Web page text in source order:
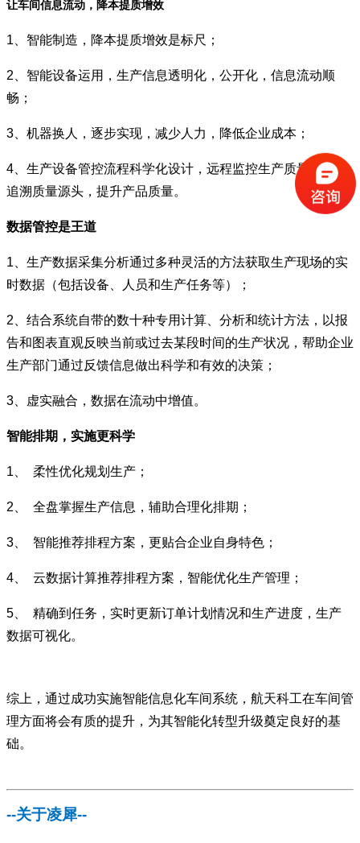
让车间信息流动，降本提质增效
1、智能制造，降本提质增效是标尺；
2、智能设备运用，生产信息透明化，公开化，信息流动顺
畅；
3、机器换人，逐步实现，减少人力，降低企业成本；
4、生产设备管控流程科学化设计，远程监控生产质量，快速
追溯质量源头，提升产品质量。
数据管控是王道
1、生产数据采集分析通过多种灵活的方法获取生产现场的实
时数据（包括设备、人员和生产任务等）；
2、结合系统自带的数十种专用计算、分析和统计方法，以报
告和图表直观反映当前或过去某段时间的生产状况，帮助企业
生产部门通过反馈信息做出科学和有效的决策；
3、虚实融合，数据在流动中增值。
智能排期，实施更科学
1、 柔性优化规划生产；
2、 全盘掌握生产信息，辅助合理化排期；
3、 智能推荐排程方案，更贴合企业自身特色；
4、 云数据计算推荐排程方案，智能优化生产管理；
5、
精确到任务，实时更新订单计划情况和生产进度，生产
数据可视化。
综上，通过成功实施智能信息化车间系统，航天科工在车间管
理方面将会有质的提升，为其智能化转型升级奠定良好的基
础。
--关于凌犀--